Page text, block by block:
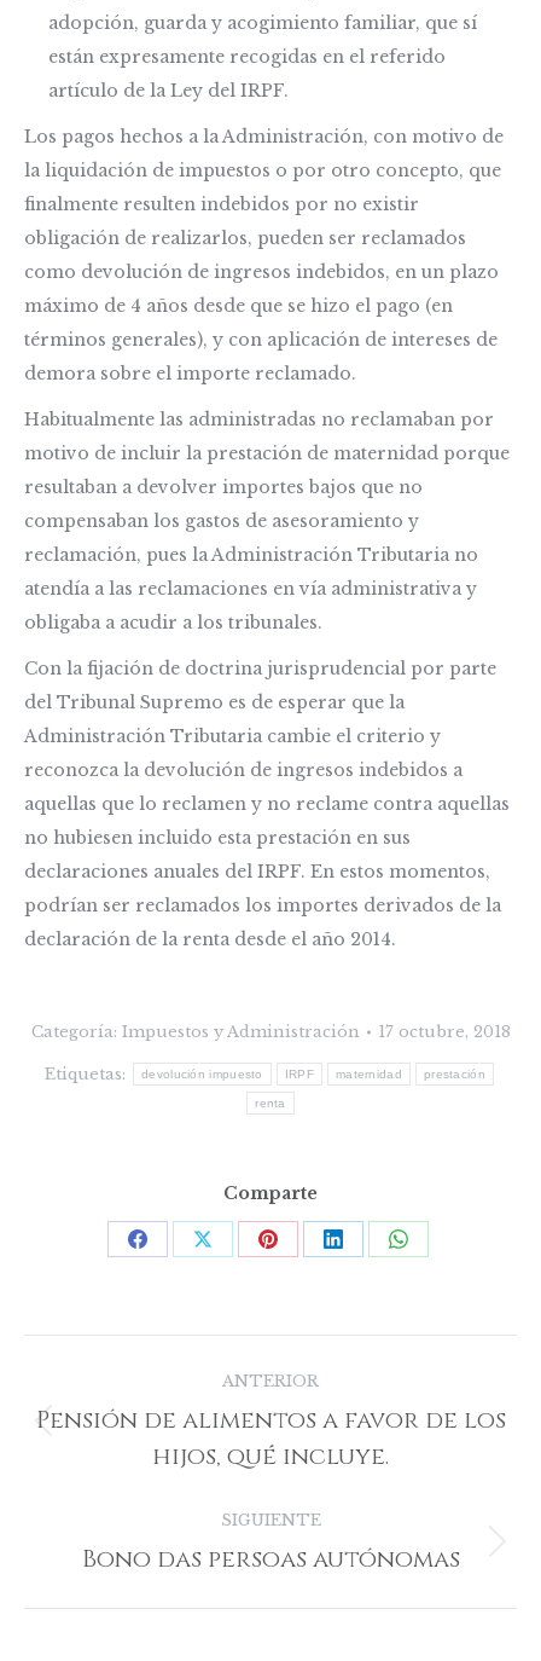
adopción, guarda y acogimiento familiar, que sí
están expresamente recogidas en el referido
artículo de la Ley del IRPF.
Los pagos hechos a la Administración, con motivo de
la liquidación de impuestos o por otro concepto, que
finalmente resulten indebidos por no existir
obligación de realizarlos, pueden ser reclamados
como devolución de ingresos indebidos, en un plazo
máximo de 4 años desde que se hizo el pago (en
términos generales), y con aplicación de intereses de
demora sobre el importe reclamado.
Habitualmente las administradas no reclamaban por
motivo de incluir la prestación de maternidad porque
resultaban a devolver importes bajos que no
compensaban los gastos de asesoramiento y
reclamación, pues la Administración Tributaria no
atendía a las reclamaciones en vía administrativa y
obligaba a acudir a los tribunales.
Con la fijación de doctrina jurisprudencial por parte
del Tribunal Supremo es de esperar que la
Administración Tributaria cambie el criterio y
reconozca la devolución de ingresos indebidos a
aquellas que lo reclamen y no reclame contra aquellas
no hubiesen incluido esta prestación en sus
declaraciones anuales del IRPF. En estos momentos,
podrían ser reclamados los importes derivados de la
declaración de la renta desde el año 2014.
Categoría: Impuestos y Administración 17 octubre, 2018
Etiquetas: devolución impuesto IRPF maternidad prestación
renta
Comparte
ShareShareShareShareShare
Navegación
entre
publicaciones
ANTERIOR
anterior:
Pensión de alimentos a favor de los
hijos, qué incluye.
SIGUIENTE
Publicación
Bono das persoas autónomas